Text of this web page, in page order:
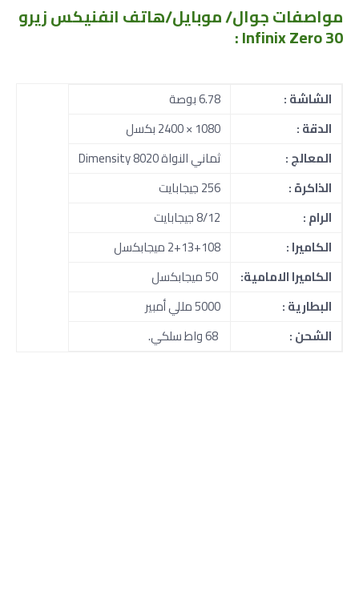
مواصفات جوال/ موبايل/هاتف انفنيكس زيرو
Infinix Zero 30 :
الشاشة :
6.78 بوصة
الدقة :
1080 × 2400 بكسل
المعالج :
ثماني النواة Dimensity 8020
الذاكرة :
256 جيجابايت
الرام :
8/12 جيجابايت
الكاميرا :
2+13+108 ميجابكسل
الكاميرا الامامية:
البطارية :
5000 مللي أمبير
الشحن :